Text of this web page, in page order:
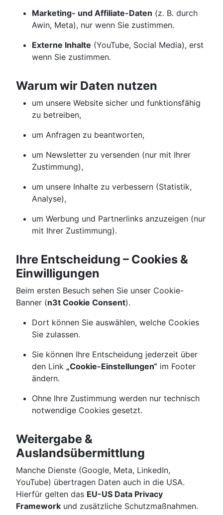
Marketing- und Affiliate-Daten (z. B. durch
Awin, Meta), nur wenn Sie zustimmen.
Externe Inhalte (YouTube, Social Media), erst
wenn Sie zustimmen.
Warum wir Daten nutzen
um unsere Website sicher und funktionsfähig
zu betreiben,
um Anfragen zu beantworten,
um Newsletter zu versenden (nur mit Ihrer
Zustimmung),
um unsere Inhalte zu verbessern (Statistik,
Analyse),
um Werbung und Partnerlinks anzuzeigen (nur
mit Ihrer Zustimmung).
Ihre Entscheidung – Cookies &
Einwilligungen
Beim ersten Besuch sehen Sie unser Cookie-
Banner (n3t Cookie Consent).
Dort können Sie auswählen, welche Cookies
Sie zulassen.
Sie können Ihre Entscheidung jederzeit über
den Link „Cookie-Einstellungen“ im Footer
ändern.
Ohne Ihre Zustimmung werden nur technisch
notwendige Cookies gesetzt.
Weitergabe &
Auslandsübermittlung
Manche Dienste (Google, Meta, LinkedIn,
YouTube) übertragen Daten auch in die USA.
Hierfür gelten das EU-US Data Privacy
Framework und zusätzliche Schutzmaßnahmen.